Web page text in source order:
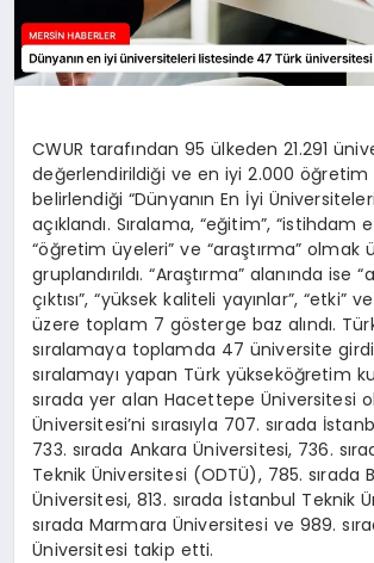
CWUR tarafından 95 ülkeden 21.291
değerlendirildiği ve en iyi 2.000
belirlendiği “Dünyanın En İyi
açıklandı. Sıralama, “eğitim”, “istihdam
“öğretim üyeleri” ve “araştırma” olmak
gruplandırıldı. “Araştırma” alanında ise
çıktısı”, “yüksek kaliteli yayınlar”, “etki”
üzere toplam 7 gösterge baz alındı.
sıralamaya toplamda 47 üniversite
sıralamayı yapan Türk yükseköğretim
sırada yer alan Hacettepe Üniversitesi
Üniversitesi’ni sırasıyla 707. sırada
733. sırada Ankara Üniversitesi, 736.
Teknik Üniversitesi (ODTÜ), 785. sırada
Üniversitesi, 813. sırada İstanbul Teknik
sırada Marmara Üniversitesi ve 989.
Üniversitesi takip etti.